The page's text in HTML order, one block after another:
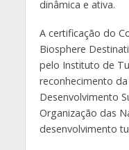
dinâmica e ativa.
A certificação do
Biosphere
pelo Instituto de
reconhecimento
Desenvolvimento
Organização das
desenvolvimento